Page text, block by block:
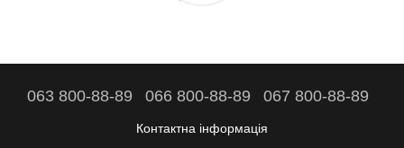
063 800-88-89 066 800-88-89 067 800-88-89
Контактна інформація